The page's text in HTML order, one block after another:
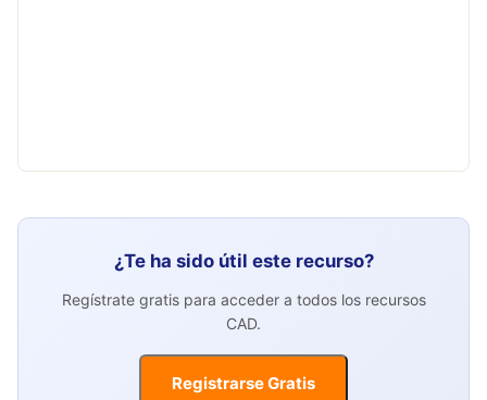
¿Te ha sido útil este recurso?
Regístrate gratis para acceder a todos los recursos
CAD.
Registrarse Gratis